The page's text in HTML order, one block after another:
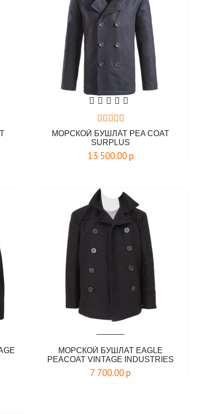
МОРСКОЙ БУШЛАТ PEA COAT
SURPLUS
13 500.00 р
МОРСКОЙ БУШЛАТ EAGLE
PEACOAT VINTAGE INDUSTRIES
7 700.00 р